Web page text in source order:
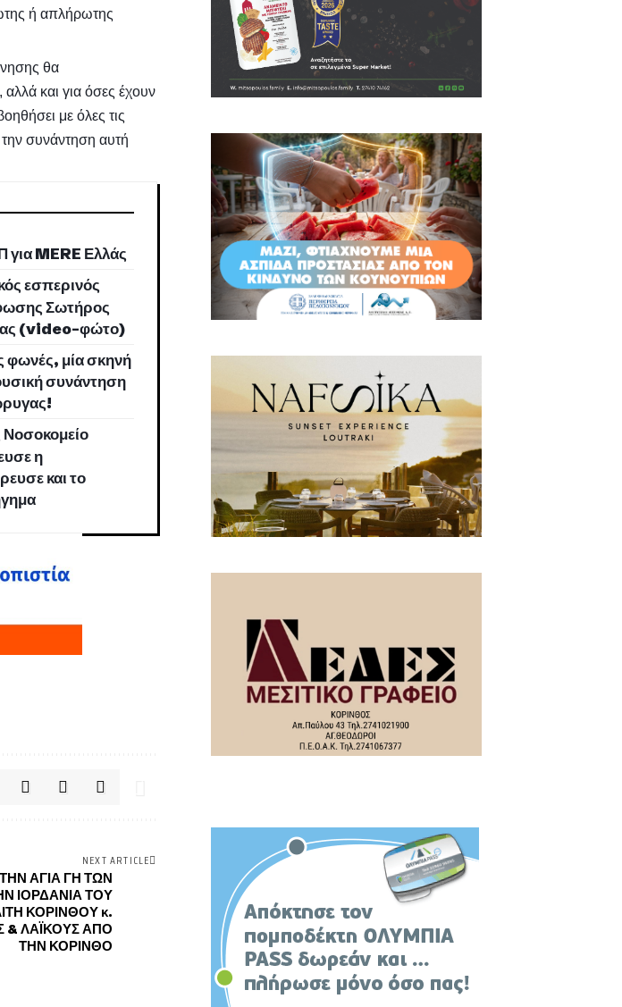
ή απλήρωτης
θα
και για όσες έχουν
με όλες τις
συνάντηση αυτή
MERE Ελλάς
εσπερινός
Σωτήρος
(video-φώτο)
φωνές, μία σκηνή
συνάντηση
η
και το
NEXT ARTICLE
ΑΓΙΑ ΓΗ ΤΩΝ
ΙΟΡΔΑΝΙΑ ΤΟΥ
ΚΟΡΙΝΘΟΥ κ.
& ΛΑΪΚΟΥΣ ΑΠΟ
ΤΗΝ ΚΟΡΙΝΘΟ